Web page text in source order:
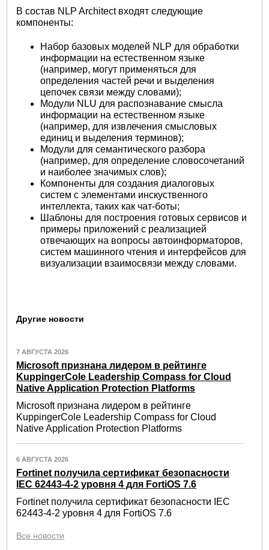
В состав NLP Architect входят следующие
компоненты:
Набор базовых моделей NLP для обработки
информации на естественном языке
(например, могут применяться для
определения частей речи и выделения
цепочек связи между словами);
Модули NLU для распознавание смысла
информации на естественном языке
(например, для извлечения смысловых
единиц и выделения терминов);
Модули для семантического разбора
(например, для определение словосочетаний
и наиболее значимых слов);
Компоненты для создания диалоговых
систем с элементами инскуственного
интеллекта, таких как чат-боты;
Шаблоны для построения готовых сервисов и
примеры приложений с реализацией
отвечающих на вопросы автоинформаторов,
систем машинного чтения и интерфейсов для
визуализации взаимосвязи между словами.
Другие новости
7 АВГУСТА 2026
Microsoft признана лидером в рейтинге
KuppingerCole Leadership Compass for Cloud
Native Application Protection Platforms
Microsoft признана лидером в рейтинге
KuppingerCole Leadership Compass for Cloud
Native Application Protection Platforms
6 АВГУСТА 2026
Fortinet получила сертификат безопасности
IEC 62443-4-2 уровня 4 для FortiOS 7.6
Fortinet получила сертификат безопасности IEC
62443-4-2 уровня 4 для FortiOS 7.6
Все новости